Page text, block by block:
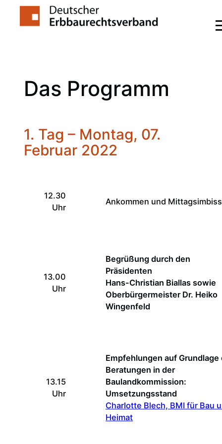
Zum
Das Programm
1. Tag – Montag, 07.
Februar 2022
12.30
Uhr
Ankommen und Mittagsimbiss
13.00
Uhr
Begrüßung durch den
Präsidenten
Hans-Christian Biallas sowie
Oberbürgermeister Dr. Heiko
Wingenfeld
13.15
Uhr
Empfehlungen auf Grundlage
Beratungen in der
Baulandkommission:
Umsetzungsstand
Charlotte Blech, BMI für Bau
Heimat